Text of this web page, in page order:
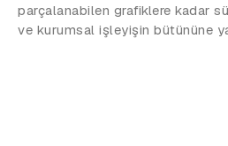
parçalanabilen grafiklere kadar
ve kurumsal işleyişin bütününe